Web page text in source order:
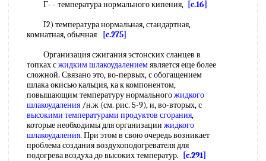
Г- - температура нормального кипения, [c.16]
I2) температура нормальная, стандартная,
комнатная, обычная
[c.275]
Организация сжигания эстонских сланцев в
топках сжидким шлакоудалениемявляется еще более
сложной. Связано это, во-первых, с обогащением
шлака окисью кальция, ка к компонентом,
повышающим температуру нормальногожидкого
шлакоудаления /н.ж (см. рис. 5-9), и, во-вторых, с
высокими температурами продуктов сгорания,
которые необходимы для организации жидкого
шлакоудаления. При этом в свою очередь возникает
проблема создания воздухоподогревателя для
подогрева воздуха до высоких температур.
[c.291]